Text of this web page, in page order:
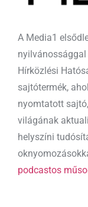
A Media1
Hírközlési
sajtótermék,
nyomtatott
világának
helyszíni
podcastos